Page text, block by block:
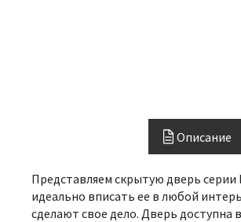
Описание
Представляем скрытую дверь серии
идеально вписать ее в любой
сделают свое дело. Дверь доступна